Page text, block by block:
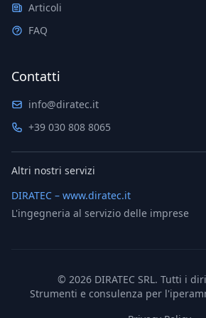
Articoli
FAQ
Contatti
info@diratec.it
+39 030 808 8065
Altri nostri servizi
DIRATEC – www.diratec.it
L'ingegneria al servizio delle imprese
© 2026DIRATEC SRL. Tutti i
Strumenti e consulenza per